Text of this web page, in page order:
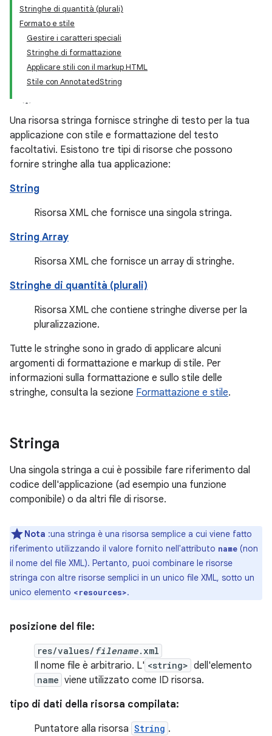
Stringhe di quantità (plurali)
Formato e stile
Gestire i caratteri speciali
Stringhe di formattazione
Applicare stili con il markup HTML
Stile con AnnotatedString
Una risorsa stringa fornisce stringhe di testo per la tua
applicazione con stile e formattazione del testo
facoltativi. Esistono tre tipi di risorse che possono
fornire stringhe alla tua applicazione:
String
Risorsa XML che fornisce una singola stringa.
String Array
Risorsa XML che fornisce un array di stringhe.
Stringhe di quantità (plurali)
Risorsa XML che contiene stringhe diverse per la
pluralizzazione.
Tutte le stringhe sono in grado di applicare alcuni
argomenti di formattazione e markup di stile. Per
informazioni sulla formattazione e sullo stile delle
stringhe, consulta la sezione Formattazione e stile.
Stringa
Una singola stringa a cui è possibile fare riferimento dal
codice dell'applicazione (ad esempio una funzione
componibile) o da altri file di risorse.
Nota :una stringa è una risorsa semplice a cui viene fatto
riferimento utilizzando il valore fornito nell'attributo name (non
il nome del file XML). Pertanto, puoi combinare le risorse
stringa con altre risorse semplici in un unico file XML, sotto un
unico elemento <resources>.
posizione del file:
res/values/ filename.xml
Il nome file è arbitrario. L' <string> dell'elemento
name viene utilizzato come ID risorsa.
tipo di dati della risorsa compilata:
Puntatore alla risorsa String .